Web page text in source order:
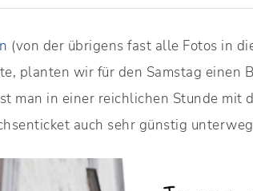
(von der übrigens fast alle Fotos in
planten wir für den Samstag einen
man in einer reichlichen Stunde mit
auch sehr günstig